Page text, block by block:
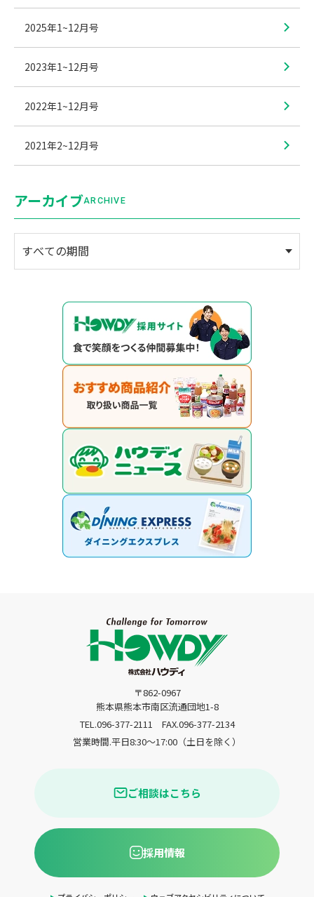
2025年1~12月号
2023年1~12月号
2022年1~12月号
2021年2~12月号
アーカイブARCHIVE
〒862-0967
熊本県熊本市南区流通団地1-8
TEL.096-377-2111
FAX.096-377-2134
営業時間.平日8:30〜17:00（土日を除く）
ご相談はこちら
採用情報